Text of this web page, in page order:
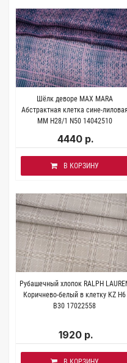
Шёлк деворе MAX MARA
Абстрактная клетка сине-лиловая
MM H28/1 N50 14042510
4440 р.
В КОРЗИНУ
Рубашечный хлопок RALPH
Коричнево-белый в клетку KZ H6
B30 17022558
1920 р.